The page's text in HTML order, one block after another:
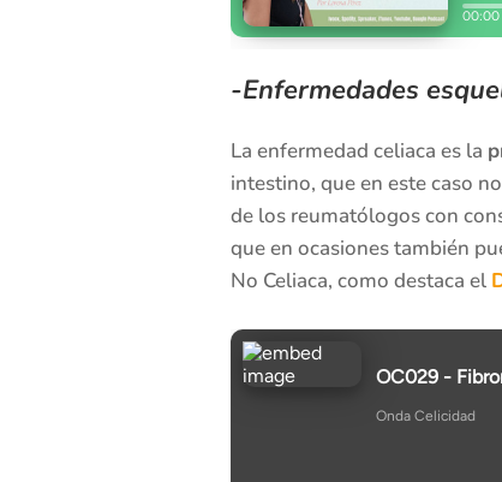
-Enfermedades
La enfermedad celiaca es la
intestino, que en este caso
de los reumatólogos con
que en ocasiones también
No Celiaca, como destaca el